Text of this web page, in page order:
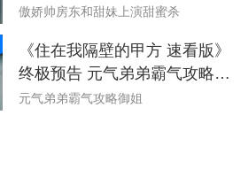
妹上演爆笑甜蜜杀
傲娇帅房东和甜妹上演甜蜜杀
《住在我隔壁的甲方 速看版》
终极预告 元气弟弟霸气攻略御
姐
元气弟弟霸气攻略御姐